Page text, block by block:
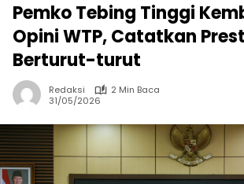
Pemko Tebing Tinggi
Opini WTP, Catatkan
Berturut-turut
Redaksi
2 Min Baca
31/05/2026